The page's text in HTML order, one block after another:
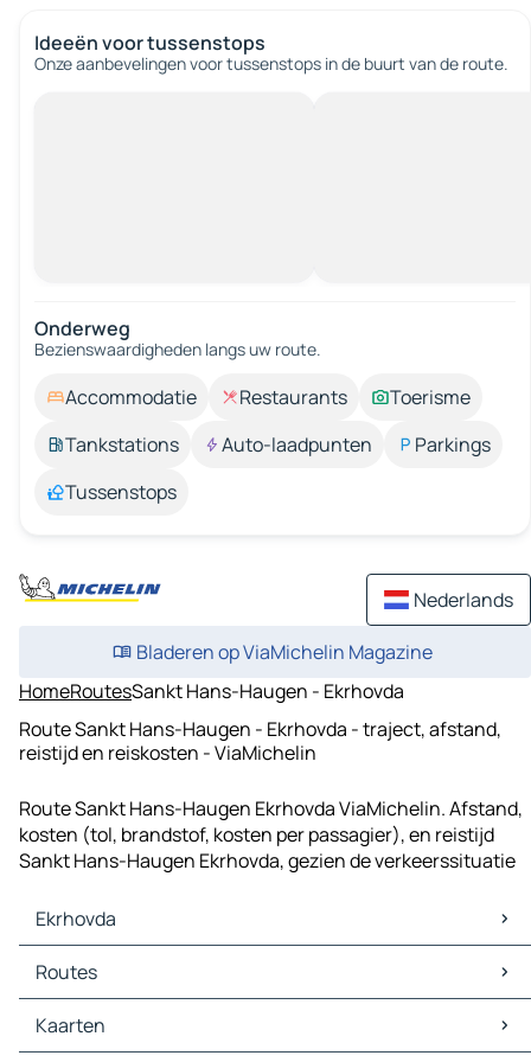
Ideeën voor tussenstops
Onze aanbevelingen voor tussenstops in de buurt van de route.
Onderweg
Bezienswaardigheden langs uw route.
Accommodatie Restaurants
Toerisme
Tankstations
Auto-laadpunten
Parkings
Tussenstops
Nederlands
Bladeren op ViaMichelin Magazine
HomeRoutesSankt Hans-Haugen - Ekrhovda
Route Sankt Hans-Haugen - Ekrhovda - traject, afstand,
reistijd en reiskosten - ViaMichelin
Route Sankt Hans-Haugen Ekrhovda ViaMichelin. Afstand,
kosten (tol, brandstof, kosten per passagier), en reistijd
Sankt Hans-Haugen Ekrhovda, gezien de verkeerssituatie
Ekrhovda
Ekrhovda Kaarten
Ekrhovda Verkeer
Ekrhovda Hotels
Ekrhovda Restaurants
Routes
Routes Ekrhovda - Bergen
Routes Ekrhovda - Straume
Kaarten